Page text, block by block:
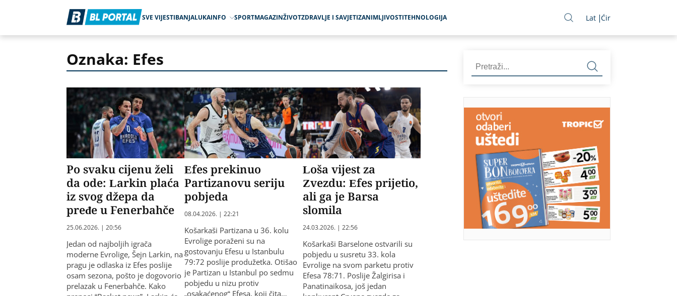
SVE VIJESTIBANJALUKAINFO SPORTMAGAZINŽIVOTZDRAVLJE I SAVJETIZANIMLJIVOSTITEHNOLOGIJA Lat Ćir
Oznaka: Efes
Po svaku cijenu želi
da ode: Larkin plaća
iz svog džepa da
pređe u Fenerbahče
25.06.2026. | 20:56
Jedan od najboljih igrača
moderne Evrolige, Šejn Larkin, na
pragu je odlaska iz Efes poslije
osam sezona, pošto je dogovorio
prelazak u Fenerbahče. Kako
Efes prekinuo
Partizanovu seriju
pobjeda
08.04.2026. | 22:21
Košarkaši Partizana u 36. kolu
Evrolige poraženi su na
gostovanju Efesu u Istanbulu
79:72 poslije produžetka. Otišao
je Partizan u Istanbul po sedmu
pobjedu u nizu protiv
„osakaćenog“ Efesa, koji čita…
Loša vijest za
Zvezdu: Efes prijetio,
ali ga je Barsa
slomila
24.03.2026. | 22:56
Košarkaši Barselone ostvarili su
pobjedu u susretu 33. kola
Evrolige na svom parketu protiv
Efesa 78:71. Poslije Žalgirisa i
Panatinaikosa, još jedan